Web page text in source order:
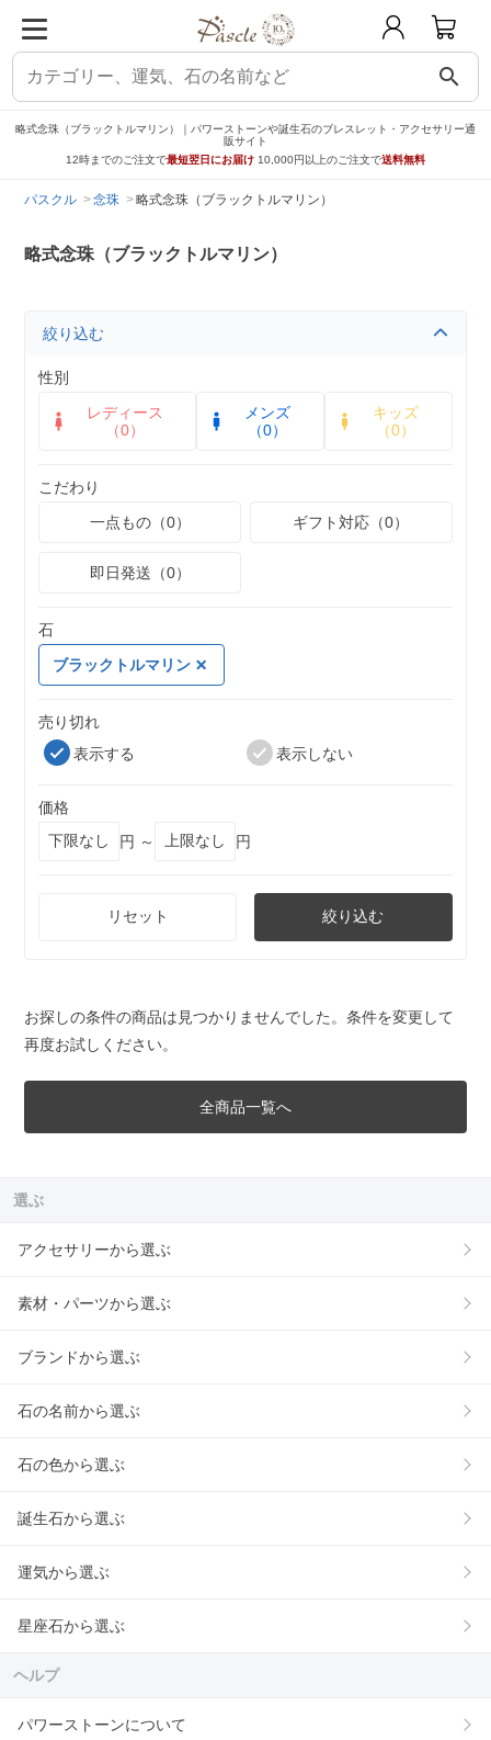
search
略式念珠（ブラックトルマリン）｜パワーストーンや誕生石のブレスレット・アクセサリー通
販サイト
12時までのご注文で最短翌日にお届け 10,000円以上のご注文で送料無料
パスクル 念珠 略式念珠（ブラックトルマリン）
略式念珠（ブラックトルマリン）
絞り込む
性別
レディース
（0）
メンズ
（0）
キッズ
（0）
こだわり
一点もの（0）
ギフト対応（0）
即日発送（0）
石
ブラックトルマリン
売り切れ
表示する
表示しない
価格
円 ～
円
リセット 絞り込む
お探しの条件の商品は見つかりませんでした。条件を変更して
再度お試しください。
全商品一覧へ
選ぶ
アクセサリーから選ぶ
素材・パーツから選ぶ
ブランドから選ぶ
石の名前から選ぶ
石の色から選ぶ
誕生石から選ぶ
運気から選ぶ
星座石から選ぶ
ヘルプ
パワーストーンについて